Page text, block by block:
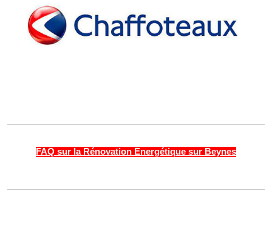
FAQ sur la Rénovation Énergétique sur Beynes